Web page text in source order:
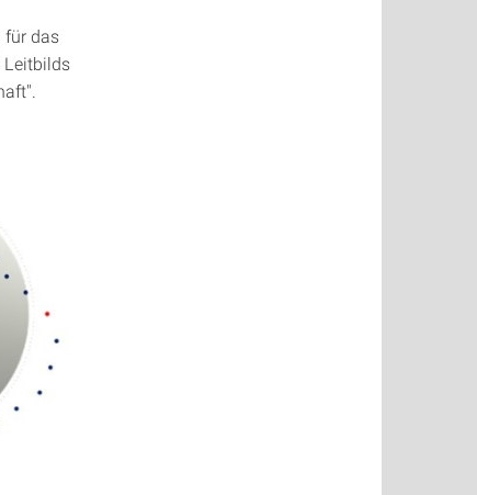
für das
Leitbilds